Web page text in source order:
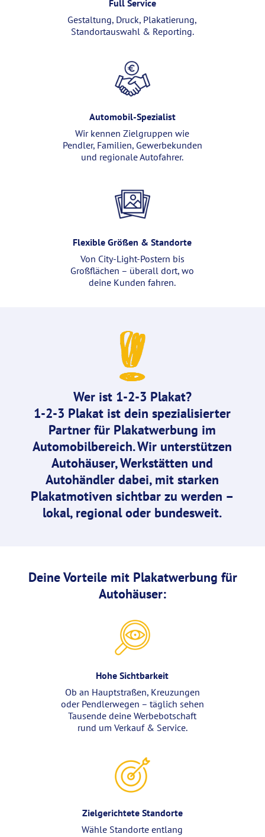
Full Service
Gestaltung, Druck, Plakatierung,
Standortauswahl & Reporting.
Automobil-Spezialist
Wir kennen Zielgruppen wie
Pendler, Familien, Gewerbekunden
und regionale Autofahrer.
Flexible Größen & Standorte
Von City-Light-Postern bis
Großflächen – überall dort, wo
deine Kunden fahren.
Wer ist 1-2-3 Plakat?
1-2-3 Plakat ist dein spezialisierter
Partner für Plakatwerbung im
Automobilbereich. Wir unterstützen
Autohäuser, Werkstätten und
Autohändler dabei, mit starken
Plakatmotiven sichtbar zu werden –
lokal, regional oder bundesweit.
Deine Vorteile mit Plakatwerbung für
Autohäuser:
Hohe Sichtbarkeit
Ob an Hauptstraßen, Kreuzungen
oder Pendlerwegen – täglich sehen
Tausende deine Werbebotschaft
rund um Verkauf & Service.
Zielgerichtete Standorte
Wähle Standorte entlang